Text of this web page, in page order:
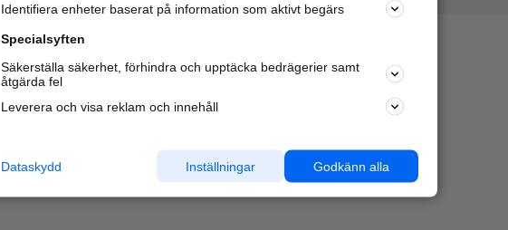
Identifiera enheter baserat på information som aktivt begärs
Specialsyften
Säkerställa säkerhet, förhindra och upptäcka bedrägerier samt
åtgärda fel
Leverera och visa reklam och innehåll
Godkänn alla
Inställningar
Dataskydd